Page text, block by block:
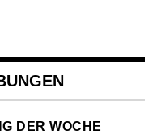
DER WOCHE (